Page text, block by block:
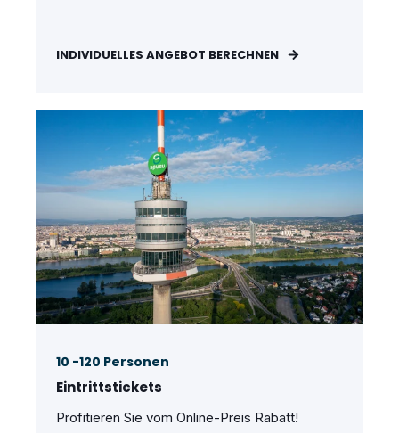
INDIVIDUELLES ANGEBOT BERECHNEN
10 -120 Personen
Eintrittstickets
Profitieren Sie vom Online-Preis Rabatt!